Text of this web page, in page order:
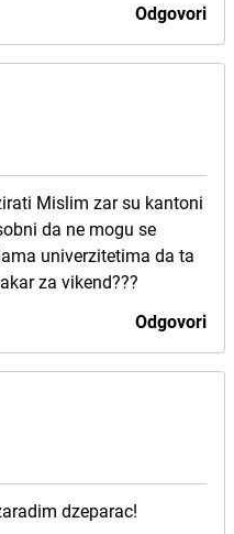
Odgovori
Mislim zar su kantoni
da ne mogu se
univerzitetima da ta
za vikend???
Odgovori
dzeparac!